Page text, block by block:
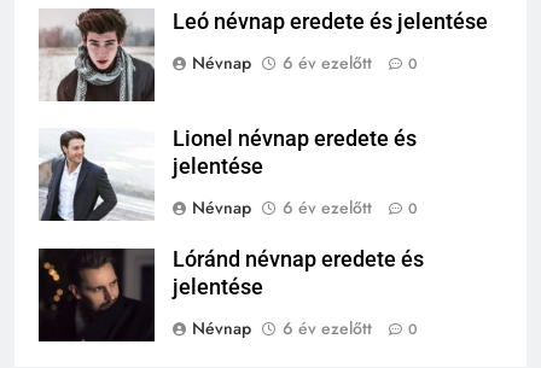
Leó névnap eredete és jelentése
Névnap
6 év ezelőtt 0
Lionel névnap eredete és
jelentése
Névnap
6 év ezelőtt 0
Lóránd névnap eredete és
jelentése
Névnap
6 év ezelőtt 0